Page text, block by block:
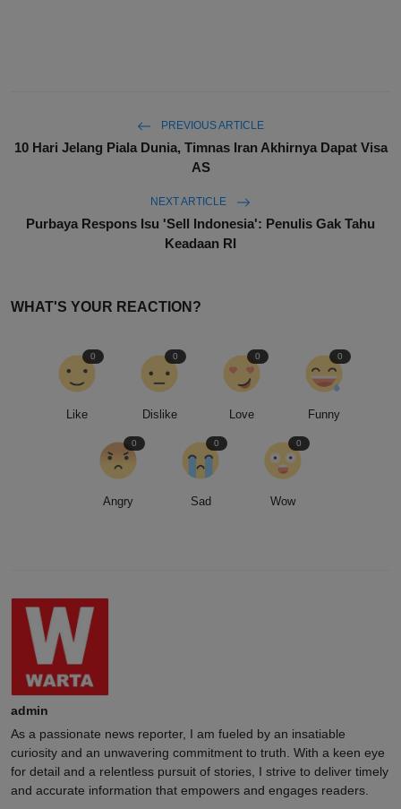
PREVIOUS ARTICLE
10 Hari Jelang Piala Dunia, Timnas Iran Akhirnya Dapat Visa
AS
NEXT ARTICLE
Purbaya Respons Isu 'Sell Indonesia': Penulis Gak Tahu
Keadaan RI
WHAT'S YOUR REACTION?
Like
0
Dislike
0
Love
0
Funny
0
Angry
0
Sad
0
Wow
0
admin
As a passionate news reporter, I am fueled by an insatiable
curiosity and an unwavering commitment to truth. With a keen eye
for detail and a relentless pursuit of stories, I strive to deliver timely
and accurate information that empowers and engages readers.